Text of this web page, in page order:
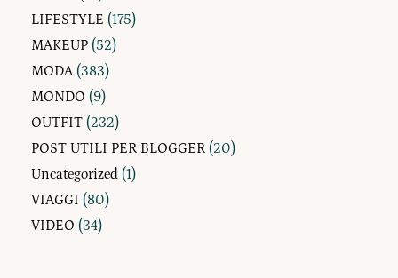
LIFESTYLE (175)
MAKEUP (52)
MODA(383)
MONDO (9)
OUTFIT (232)
POST UTILI PER BLOGGER (20)
Uncategorized (1)
VIAGGI (80)
VIDEO (34)